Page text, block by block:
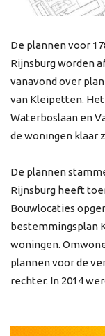
De plannen voor
Rijnsburg worden
vanavond over
van Kleipetten.
Waterboslaan en
de woningen klaar
De plannen
Rijnsburg heeft
Bouwlocaties
bestemmingsplan
woningen.
plannen voor de
rechter. In 2014